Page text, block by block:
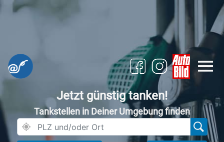
Jetzt günstig tanken!
Tankstellen in Deiner Umgebung finden